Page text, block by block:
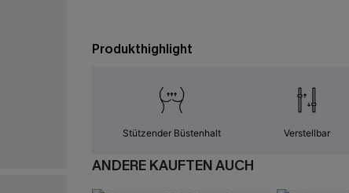
Produkthighlight
Stützender Büstenhalt Verstellbar
ANDERE KAUFTEN AUCH